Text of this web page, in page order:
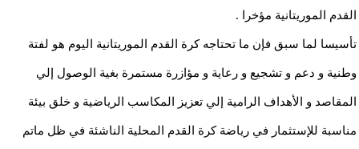
القدم الموريتانية مؤخرا .
تأسيسا لما سبق فإن ما تحتاجه كرة القدم الموريتانية اليوم هو لفتة
وطنية و دعم و تشجيع و رعاية و مؤازرة مستمرة بغية الوصول إلي
المقاصد و الأهداف الرامية إلي تعزيز المكاسب الرياضية و خلق بيئة
مناسبة للإستثمار في رياضة كرة القدم المحلية الناشئة في ظل ماتم